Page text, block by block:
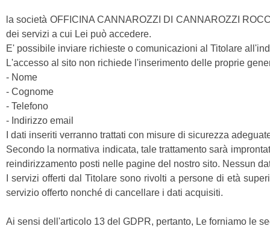
la società OFFICINA CANNAROZZI DI CANNAROZZI
dei servizi a cui Lei può accedere.
E' possibile inviare richieste o comunicazioni al Titolare
L'accesso al sito non richiede l'inserimento delle proprie
- Nome
- Cognome
- Telefono
- Indirizzo email
I dati inseriti verranno trattati con misure di sicurezza
Secondo la normativa indicata, tale trattamento sarà
reindirizzamento posti nelle pagine del nostro sito. Nessun
I servizi offerti dal Titolare sono rivolti a persone di età
servizio offerto nonché di cancellare i dati acquisiti.
Ai sensi dell'articolo 13 del GDPR, pertanto, Le forniamo le